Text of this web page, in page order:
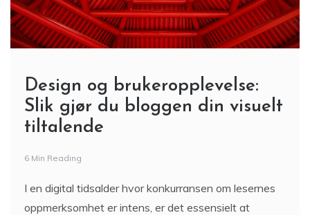
Design og brukeropplevelse:
Slik gjør du bloggen din visuelt
tiltalende
6 Min Reading
I en digital tidsalder hvor konkurransen om lesernes
oppmerksomhet er intens, er det essensielt at